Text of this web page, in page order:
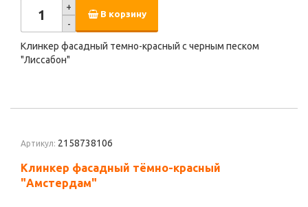
+
-
В корзину
Клинкер фасадный темно-красный с черным песком
"Лиссабон"
Артикул: 2158738106
Клинкер фасадный тёмно-красный
"Амстердам"